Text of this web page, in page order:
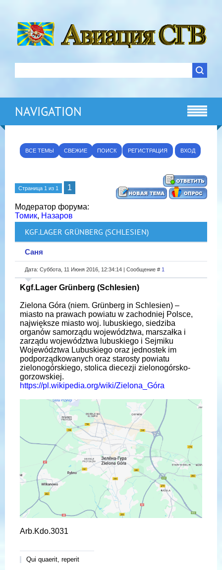
NAVIGATION
ВСЕ ТЕМЫ СВЕЖИЕ ПОИСК РЕГИСТРАЦИЯ ВХОД
Страница 1 из 1 1
Модератор форума:
Томик, Назаров
KGF.LAGER GRÜNBERG (SCHLESIEN)
Саня
Дата: Суббота, 11 Июня 2016, 12:34:14 | Сообщение # 1
Kgf.Lager Grünberg (Schlesien)
Zielona Góra (niem. Grünberg in Schlesien) –
miasto na prawach powiatu w zachodniej Polsce,
największe miasto woj. lubuskiego, siedziba
organów samorządu województwa, marszałka i
zarządu województwa lubuskiego i Sejmiku
Województwa Lubuskiego oraz jednostek im
podporządkowanych oraz starosty powiatu
zielonogórskiego, stolica diecezji zielonogórsko-
gorzowskiej.
https://pl.wikipedia.org/wiki/Zielona_Góra
Arb.Kdo.3031
Qui quaerit, reperit